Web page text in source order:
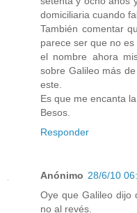
domiciliaria cuando
También comentar
parece ser que no
el nombre ahora
sobre Galileo más
este.
Es que me encanta la
Besos.
Responder
Anónimo 28/6/10
Oye que Galileo dijo
no al revés.